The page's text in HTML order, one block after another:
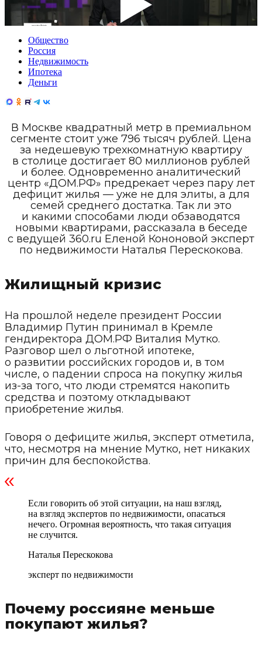
Общество
Россия
Недвижимость
Ипотека
Деньги
В Москве квадратный метр в премиальном
сегменте стоит уже 796 тысяч рублей. Цена
за недешевую трехкомнатную квартиру
в столице достигает 80 миллионов рублей
и более. Одновременно аналитический
центр «ДОМ.РФ» предрекает через пару лет
дефицит жилья — уже не для элиты, а для
семей среднего достатка. Так ли это
и какими способами люди обзаводятся
новыми квартирами, рассказала в беседе
с ведущей 360.ru Еленой Кононовой эксперт
по недвижимости Наталья Перескокова.
Жилищный кризис
На прошлой неделе президент России
Владимир Путин принимал в Кремле
гендиректора ДОМ.РФ Виталия Мутко.
Разговор шел о льготной ипотеке,
о развитии российских городов и, в том
числе, о падении спроса на покупку жилья
из-за того, что люди стремятся накопить
средства и поэтому откладывают
приобретение жилья.
Говоря о дефиците жилья, эксперт отметила,
что, несмотря на мнение Мутко, нет никаких
причин для беспокойства.
Если говорить об этой ситуации, на наш взгляд,
на взгляд экспертов по недвижимости, опасаться
нечего. Огромная вероятность, что такая ситуация
не случится.
Наталья Перескокова
эксперт по недвижимости
Почему россияне меньше
покупают жилья?